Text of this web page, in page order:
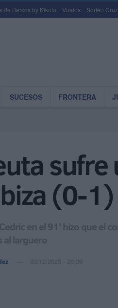
de Barcos by Kikoto Vuelos Sorteo
SUCESOS FRONTERA
(0-1)
en el 91' hizo que el
al larguero
03/12/2023 - 20:39